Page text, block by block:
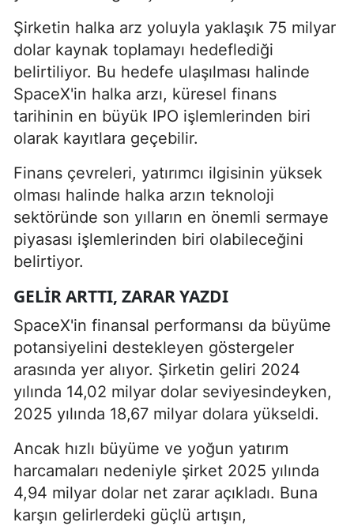
Şirketin halka arz yoluyla yaklaşık 75 milyar
dolar kaynak toplamayı hedeflediği
belirtiliyor. Bu hedefe ulaşılması halinde
SpaceX'in halka arzı, küresel finans
tarihinin en büyük IPO işlemlerinden biri
olarak kayıtlara geçebilir.
Finans çevreleri, yatırımcı ilgisinin yüksek
olması halinde halka arzın teknoloji
sektöründe son yılların en önemli sermaye
piyasası işlemlerinden biri olabileceğini
belirtiyor.
GELIR ARTTI, ZARAR YAZDI
SpaceX'in finansal performansı da büyüme
potansiyelini destekleyen göstergeler
arasında yer alıyor. Şirketin geliri 2024
yılında 14,02 milyar dolar seviyesindeyken,
2025 yılında 18,67 milyar dolara yükseldi.
Ancak hızlı büyüme ve yoğun yatırım
harcamaları nedeniyle şirket 2025 yılında
4,94 milyar dolar net zarar açıkladı. Buna
karşın gelirlerdeki güçlü artışın,